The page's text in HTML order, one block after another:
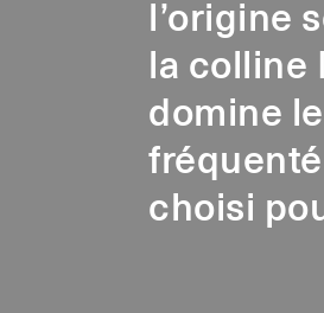
l’origine
la
domine
choisi